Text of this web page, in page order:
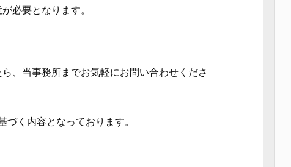
必要となります。
、当事務所までお気軽にお問い合わせくださ
く内容となっております。